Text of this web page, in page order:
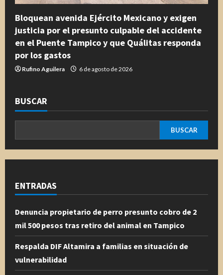
Bloquean avenida Ejército Mexicano y exigen
justicia por el presunto culpable del accidente
en el Puente Tampico y que Quálitas responda
por los gastos
Rufino Aguilera 6 de agosto de 2026
BUSCAR
BUSCAR
ENTRADAS
Denuncia propietario de perro presunto cobro de 2
mil 500 pesos tras retiro del animal en Tampico
Respalda DIF Altamira a familias en situación de
vulnerabilidad